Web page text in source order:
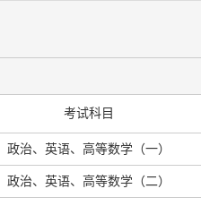
考试科目
政治、英语、高等数学（一）
政治、英语、高等数学（二）